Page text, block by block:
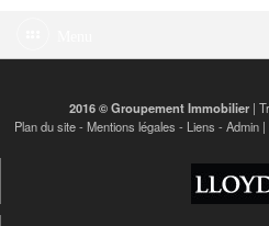
2016 © Groupement Immobilier |
Plan du site- Mentions légales - Liens - Admin |